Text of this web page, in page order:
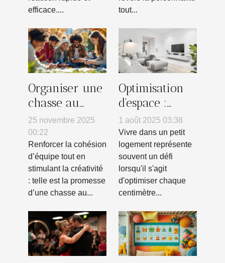
efficace....
tout...
Organiser une
chasse au
trésor
innovante
pour renforcer
l'esprit
d'équipe
25 novembre 2025
00:22
Renforcer la cohésion
d’équipe tout en
stimulant la créativité
: telle est la promesse
d’une chasse au...
Optimisation
d'espace :
solutions
créatives pour
petits
logements
1 août 2025 03:38
Vivre dans un petit
logement représente
souvent un défi
lorsqu'il s'agit
d'optimiser chaque
centimètre...